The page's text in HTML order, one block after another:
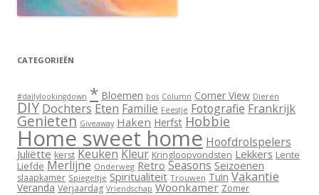
CATEGORIEËN
#dailylookingdown * Bloemen bos Column Corner View Dieren
DIY Dochters Eten Familie Feestje Fotografie Frankrijk
Genieten Giveaway Haken Herfst Hobbie
Home sweet home Hoofdrolspelers
Juliëtte kerst KeukenKleur Kringloopvondsten Lekkers Lente
Liefde Merlijne Onderweg Retro Seasons Seizoenen
slaapkamer Spiegeltje Spiritualiteit Trouwen Tuin Vakantie
Veranda Verjaardag Vriendschap Woonkamer Zomer